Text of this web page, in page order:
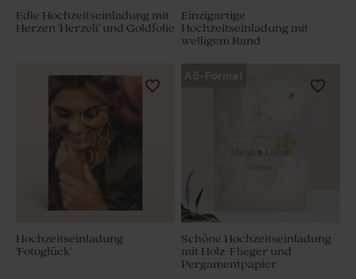
Edle Hochzeitseinladung mit
Herzen 'Herzeli' und Goldfolie
Einzigartige
Hochzeitseinladung mit
welligem Rand
Hochzeitseinladung
'Fotoglück'
A5-Format
Schöne Hochzeitseinladung
mit Holz-Flieger und
Pergamentpapier